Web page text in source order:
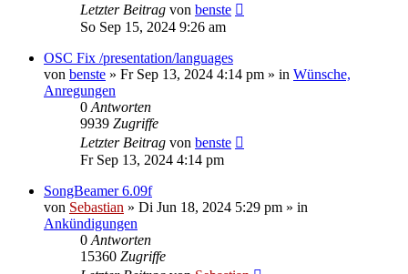
Letzter Beitrag von benste
So Sep 15, 2024 9:26 am
OSC Fix /presentation/languages
von benste » Fr Sep 13, 2024 4:14 pm » in Wünsche,
Anregungen
0 Antworten
9939 Zugriffe
Letzter Beitrag von benste
Fr Sep 13, 2024 4:14 pm
SongBeamer 6.09f
von Sebastian » Di Jun 18, 2024 5:29 pm » in
Ankündigungen
0 Antworten
15360 Zugriffe